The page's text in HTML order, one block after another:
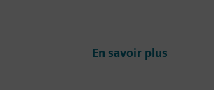
En savoir plus